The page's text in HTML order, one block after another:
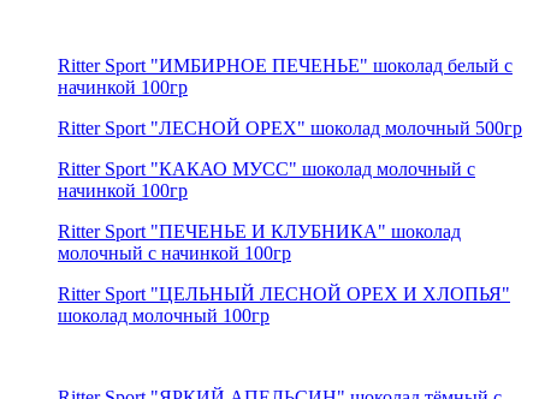
Ritter Sport "ИМБИРНОЕ ПЕЧЕНЬЕ" шоколад белый с
начинкой 100гр
Ritter Sport "ЛЕСНОЙ ОРЕХ" шоколад молочный 500гр
Ritter Sport "КАКАО МУСС" шоколад молочный с
начинкой 100гр
Ritter Sport "ПЕЧЕНЬЕ И КЛУБНИКА" шоколад
молочный с начинкой 100гр
Ritter Sport "ЦЕЛЬНЫЙ ЛЕСНОЙ ОРЕХ И ХЛОПЬЯ"
шоколад молочный 100гр